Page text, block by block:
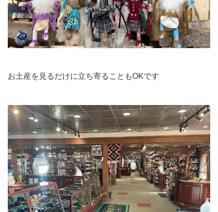
お土産を見るだけに立ち寄ることもOKです